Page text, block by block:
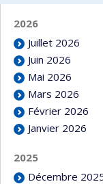
2026
Juillet 2026
Juin 2026
Mai 2026
Mars 2026
Février 2026
Janvier 2026
2025
Décembre